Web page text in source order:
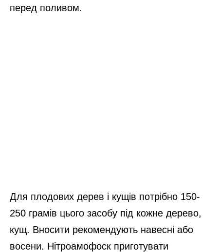
перед поливом.
Для плодових дерев і кущів потрібно 150-
250 грамів цього засобу під кожне дерево,
кущ. Вносити рекомендують навесні або
восени. Нітроамофоск приготувати